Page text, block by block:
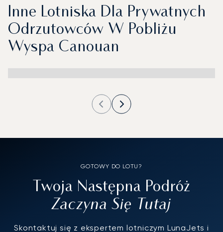
Inne Lotniska Dla Prywatnych
Odrzutowców W Pobliżu
Wyspa Canouan
GOTOWY DO LOTU?
Twoja Następna Podróż
Zaczyna Się Tutaj
Skontaktuj się z ekspertem lotniczym LunaJets i